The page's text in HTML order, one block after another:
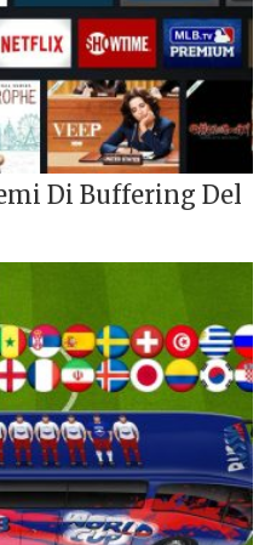
Di Buffering Del